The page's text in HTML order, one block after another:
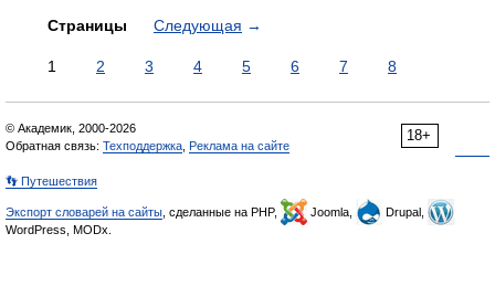
Страницы Следующая →
1 2 3 4 5 6 7 8
18+
© Академик, 2000-2026
Обратная связь: Техподдержка Реклама на сайте
👣 Путешествия
Экспорт словарей на сайты , сделанные на PHP, Joomla,
Drupal,
WordPress, MODx.